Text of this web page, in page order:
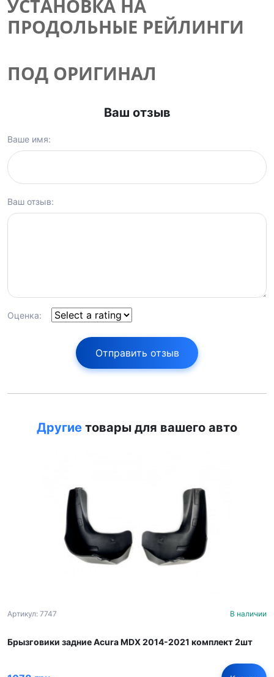
УСТАНОВКА НА
ПРОДОЛЬНЫЕ РЕЙЛИНГИ
ПОД ОРИГИНАЛ
Ваш отзыв
Ваше имя:
Ваш отзыв:
Оценка:
Отправить отзыв
Другие товары для вашего авто
Артикул: 7747 В наличии
Брызговики задние Acura MDX 2014-2021 комплект 2шт